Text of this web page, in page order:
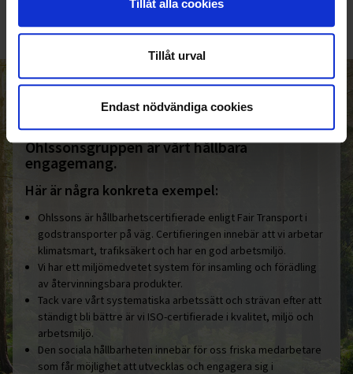
Tillåt alla cookies
Tillåt urval
Endast nödvändiga cookies
HELT ENKELT HÅLLBART
Den gemensamma nämnaren i
Ohlssonsgruppen är vårt hållbara
engagemang.
Här är några konkreta exempel:
Ohlssons är hållbarhetscertifierade enligt Fair Transport i
godstransporter på väg. Certifieringen innebär att vi arbetar
klimatsmart, trafiksäkert och har en god arbetsmiljö.
Vi har ett miljömedvetet system för insamling och förädling
av återvinningsbara produkter.
Tack vare vårt systematiska arbetssätt och strävan efter att
ständigt bli bättre är vi ISO-certifierade i kvalitet, miljö och
arbetsmiljö.
Den sociala hållbarheten innebär för oss friska medarbetare
som får möjlighet att utvecklas och engagera sig i